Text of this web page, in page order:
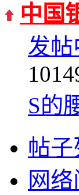
中国
发帖
10
S的
帖子
网